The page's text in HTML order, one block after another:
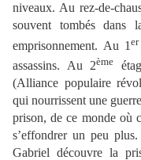
niveaux. Au rez-de-
souvent tombés
emprisonnement. Au 1 er
assassins. Au 2ème
(Alliance populaire
qui nourrissent une
prison, de ce monde où
s’effondrer un peu
Gabriel découvre la